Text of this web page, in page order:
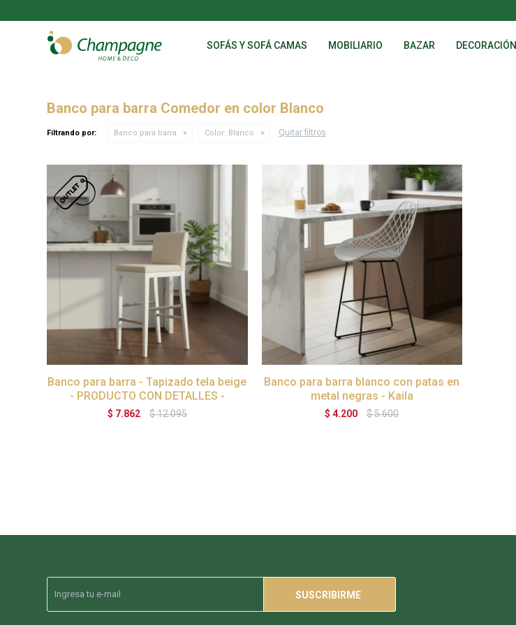
SOFÁS Y SOFÁ CAMAS MOBILIARIO BAZAR DECORACIÓN
Banco para barra Comedor en color Blanco
Filtrando por: Banco para barra Color: Blanco Quitar filtros
Banco para barra - Tapizado tela beige
- PRODUCTO CON DETALLES -
$ 7.862 $12.095
Banco para barra blanco con patas en
metal negras - Kaila
$ 4.200 $5.600
SUSCRIBIRME